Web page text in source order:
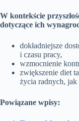
W kontekście
dotyczące ich
dokładniejsze
i czasu pracy,
wzmocnienie
zwiększenie diet
życia radnych, jak
Powiązane wpisy: